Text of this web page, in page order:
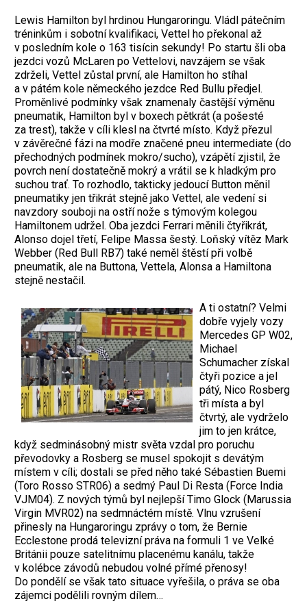
Lewis Hamilton byl hrdinou Hungaroringu. Vládl pátečním
tréninkům i sobotní kvalifikaci, Vettel ho překonal až
v posledním kole o 163 tisícin sekundy! Po startu šli oba
jezdci vozů McLaren po Vettelovi, navzájem se však
zdrželi, Vettel zůstal první, ale Hamilton ho stíhal
a v pátém kole německého jezdce Red Bullu předjel.
Proměnlivé podmínky však znamenaly častější výměnu
pneumatik, Hamilton byl v boxech pětkrát (a pošesté
za trest), takže v cíli klesl na čtvrté místo. Když přezul
v závěrečné fázi na modře značené pneu intermediate (do
přechodných podmínek mokro/sucho), vzápětí zjistil, že
povrch není dostatečně mokrý a vrátil se k hladkým pro
suchou trať. To rozhodlo, takticky jedoucí Button měnil
pneumatiky jen třikrát stejně jako Vettel, ale vedení si
navzdory souboji na ostří nože s týmovým kolegou
Hamiltonem udržel. Oba jezdci Ferrari měnili čtyřikrát,
Alonso dojel třetí, Felipe Massa šestý. Loňský vítěz Mark
Webber (Red Bull RB7) také neměl štěstí při volbě
pneumatik, ale na Buttona, Vettela, Alonsa a Hamiltona
stejně nestačil.
A ti ostatní? Velmi
dobře vyjely vozy
Mercedes GP W02,
Michael
Schumacher získal
čtyři pozice a jel
pátý, Nico Rosberg
tři místa a byl
čtvrtý, ale vydrželo
jim to jen krátce,
když sedminásobný mistr světa vzdal pro poruchu
převodovky a Rosberg se musel spokojit s devátým
místem v cíli; dostali se před něho také Sébastien Buemi
(Toro Rosso STR06) a sedmý Paul Di Resta (Force India
VJM04). Z nových týmů byl nejlepší Timo Glock (Marussia
Virgin MVR02) na sedmnáctém místě. Vlnu vzrušení
přinesly na Hungaroringu zprávy o tom, že Bernie
Ecclestone prodá televizní práva na formuli 1 ve Velké
Británii pouze satelitnímu placenému kanálu, takže
v kolébce závodů nebudou volné přímé přenosy!
Do pondělí se však tato situace vyřešila, o práva se oba
zájemci podělili rovným dílem…